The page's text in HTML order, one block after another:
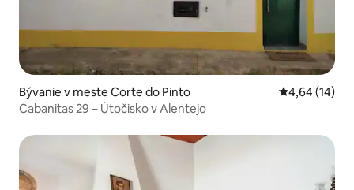
Bývanie v meste Corte do Pinto Priemerné
4,64 (14)
Cabanitas 29 – Útočisko v Alentejo